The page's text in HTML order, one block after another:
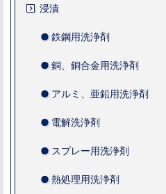
浸漬
鉄鋼用洗浄剤
銅、銅合金用洗浄剤
アルミ、亜鉛用洗浄剤
電解洗浄剤
スプレー用洗浄剤
熱処理用洗浄剤